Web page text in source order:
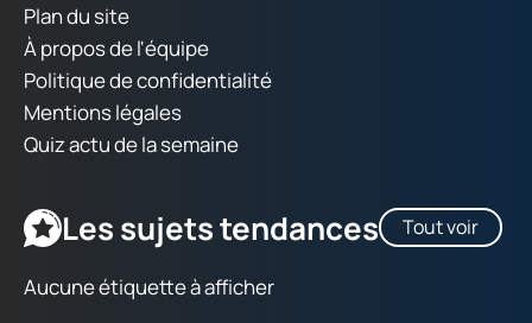
Plan du site
À propos de l'équipe
Politique de confidentialité
Mentions légales
Quiz actu de la semaine
Les sujets tendances Tout voir
Aucune étiquette à afficher